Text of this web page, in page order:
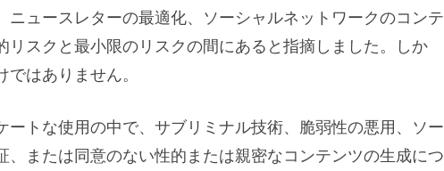
ニュースレターの最適化、ソーシャルネットワークのコンテ
リスクと最小限のリスクの間にあると指摘しました。しか
はありません。
トな使用の中で、サブリミナル技術、脆弱性の悪用、ソー
、または同意のない性的または親密なコンテンツの生成につ